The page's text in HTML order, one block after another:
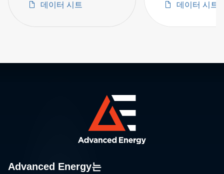
데이터 시트
5000 A and
데이터 시트
Advanced Energy는